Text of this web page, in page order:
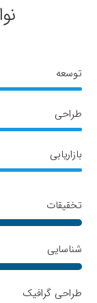
توسعه
طراحی
بازاریابی
تخقیقات
شناسایی
طراحی گرافیک